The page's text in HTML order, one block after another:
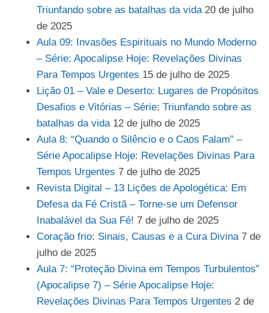
Triunfando sobre as batalhas da vida 20 de julho
de 2025
Aula 09: Invasões Espirituais no Mundo Moderno
– Série: Apocalipse Hoje: Revelações Divinas
Para Tempos Urgentes 15 de julho de 2025
Lição 01 – Vale e Deserto: Lugares de Propósitos
Desafios e Vitórias – Série: Triunfando sobre as
batalhas da vida 12 de julho de 2025
Aula 8: “Quando o Silêncio e o Caos Falam” –
Série Apocalipse Hoje: Revelações Divinas Para
Tempos Urgentes 7 de julho de 2025
Revista Digital – 13 Lições de Apologética: Em
Defesa da Fé Cristã – Torne-se um Defensor
Inabalável da Sua Fé! 7 de julho de 2025
Coração frio: Sinais, Causas e a Cura Divina 7 de
julho de 2025
Aula 7: “Proteção Divina em Tempos Turbulentos”
(Apocalipse 7) – Série Apocalipse Hoje:
Revelações Divinas Para Tempos Urgentes 2 de